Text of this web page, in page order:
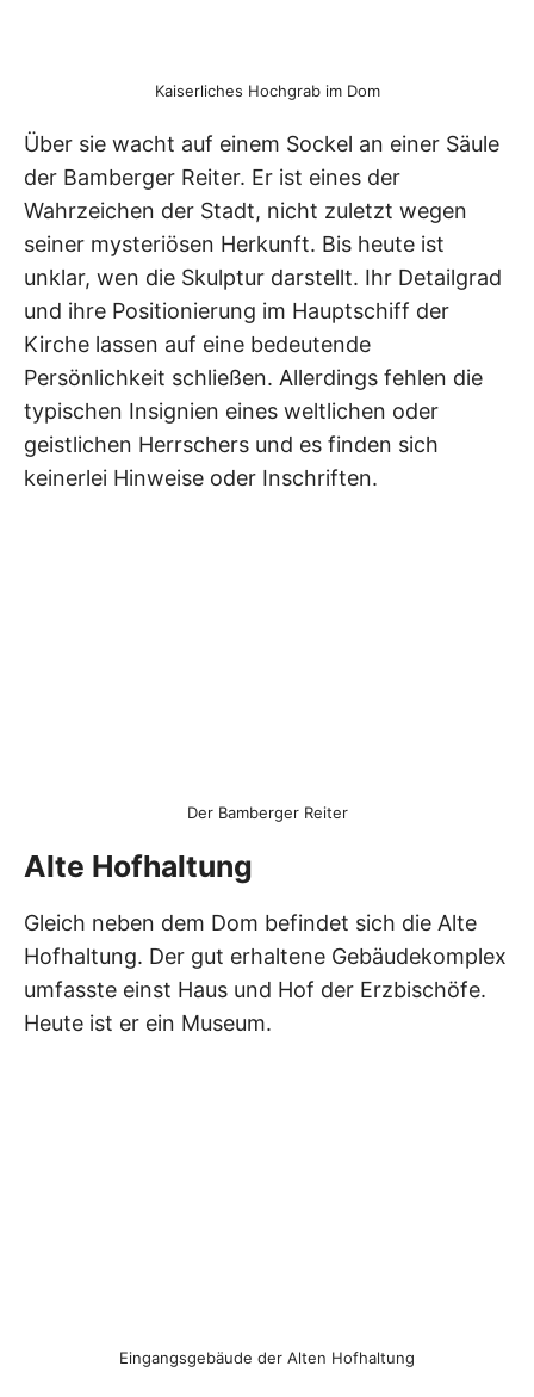
Kaiserliches Hochgrab im Dom
Über sie wacht auf einem Sockel an einer Säule
der Bamberger Reiter. Er ist eines der
Wahrzeichen der Stadt, nicht zuletzt wegen
seiner mysteriösen Herkunft. Bis heute ist
unklar, wen die Skulptur darstellt. Ihr Detailgrad
und ihre Positionierung im Hauptschiff der
Kirche lassen auf eine bedeutende
Persönlichkeit schließen. Allerdings fehlen die
typischen Insignien eines weltlichen oder
geistlichen Herrschers und es finden sich
keinerlei Hinweise oder Inschriften.
Der Bamberger Reiter
Alte Hofhaltung
Gleich neben dem Dom befindet sich die Alte
Hofhaltung. Der gut erhaltene Gebäudekomplex
umfasste einst Haus und Hof der Erzbischöfe.
Heute ist er ein Museum.
Eingangsgebäude der Alten Hofhaltung